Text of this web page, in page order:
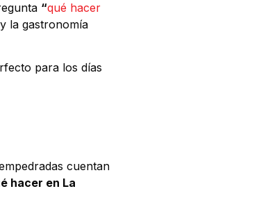
“qué hacer
la gastronomía
para los días
cuentan
hacer en La